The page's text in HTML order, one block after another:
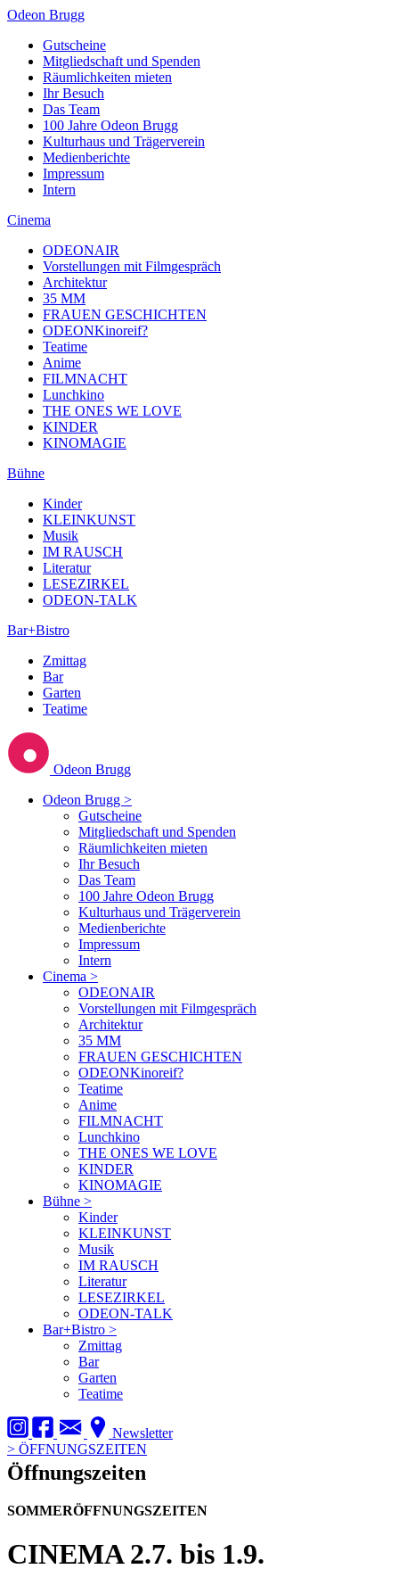
Odeon Brugg
Gutscheine
Mitgliedschaft und Spenden
Räumlichkeiten mieten
Ihr Besuch
Das Team
100 Jahre Odeon Brugg
Kulturhaus und Trägerverein
Medienberichte
Impressum
Intern
Cinema
ODEONAIR
Vorstellungen mit Filmgespräch
Architektur
35 MM
FRAUEN GESCHICHTEN
ODEONKinoreif?
Teatime
Anime
FILMNACHT
Lunchkino
THE ONES WE LOVE
KINDER
KINOMAGIE
Bühne
Kinder
KLEINKUNST
Musik
IM RAUSCH
Literatur
LESEZIRKEL
ODEON-TALK
Bar+Bistro
Zmittag
Bar
Garten
Teatime
Odeon Brugg
Odeon Brugg >
Gutscheine
Mitgliedschaft und Spenden
Räumlichkeiten mieten
Ihr Besuch
Das Team
100 Jahre Odeon Brugg
Kulturhaus und Trägerverein
Medienberichte
Impressum
Intern
Cinema >
ODEONAIR
Vorstellungen mit Filmgespräch
Architektur
35 MM
FRAUEN GESCHICHTEN
ODEONKinoreif?
Teatime
Anime
FILMNACHT
Lunchkino
THE ONES WE LOVE
KINDER
KINOMAGIE
Bühne >
Kinder
KLEINKUNST
Musik
IM RAUSCH
Literatur
LESEZIRKEL
ODEON-TALK
Bar+Bistro >
Zmittag
Bar
Garten
Teatime
Newsletter
> ÖFFNUNGSZEITEN
Öffnungszeiten
SOMMERÖFFNUNGSZEITEN
CINEMA2.7. bis 1.9.